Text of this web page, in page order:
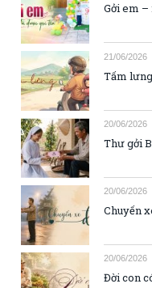
Gởi em
21/06/2026
Tấm lưng
20/06/2026
Thư gởi
20/06/2026
Chuyến
20/06/2026
Đời con